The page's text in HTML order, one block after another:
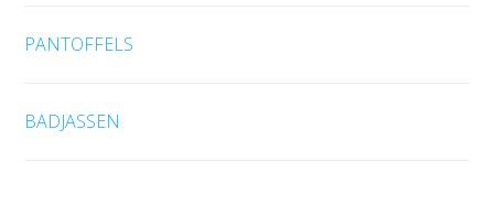
PANTOFFELS
BADJASSEN